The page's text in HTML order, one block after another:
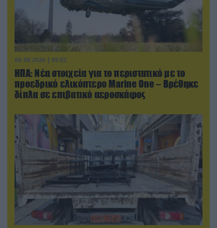
06.08.2026 | 09:02
ΗΠΑ: Nέα στοιχεία για το περιστατικό με το
προεδρικό ελικόπτερο Marine One – Βρέθηκε
δίπλα σε επιβατικό αεροσκάφος